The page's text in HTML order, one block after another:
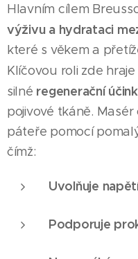
Hlavním cílem
výživu a hydrataci
které s věkem a
Klíčovou roli zde hraje
silné regenerační
pojivové tkáně.
páteře pomocí
čímž:
Uvolňuje
Podporuje